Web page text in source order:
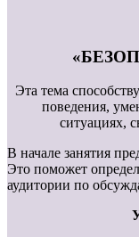
Эта тема
поведения,
ситуациях,
В начале занятия
Это поможет
аудитории по